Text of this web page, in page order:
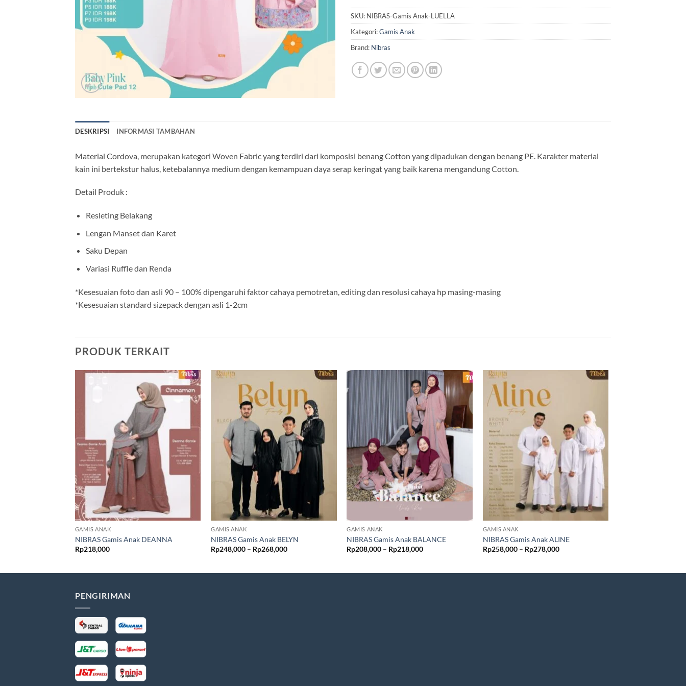
SKU: NIBRAS-Gamis Anak-LUELLA
Kategori:Gamis Anak
Brand: Nibras
DESKRIPSI INFORMASI TAMBAHAN
Material Cordova, merupakan kategori Woven Fabric yang terdiri dari komposisi benang Cotton yang dipadukan dengan benang PE. Karakter material
kain ini bertekstur halus, ketebalannya medium dengan kemampuan daya serap keringat yang baik karena mengandung Cotton.
Detail Produk :
Resleting Belakang
Lengan Manset dan Karet
Saku Depan
Variasi Ruffle dan Renda
*Kesesuaian foto dan asli 90 – 100% dipengaruhi faktor cahaya pemotretan, editing dan resolusi cahaya hp masing-masing
*Kesesuaian standard sizepack dengan asli 1-2cm
PRODUK TERKAIT
GAMIS ANAK
NIBRAS Gamis Anak DEANNA
Rp218,000
GAMIS ANAK
NIBRAS Gamis Anak BELYN
Rp248,000 – Rp268,000Rentang
GAMIS ANAK
NIBRAS Gamis Anak BALANCE
Rp208,000 – Rp218,000Rentang
GAMIS ANAK
NIBRAS Gamis Anak ALINE
Rp258,000 – Rp278,000Rentang
PENGIRIMAN